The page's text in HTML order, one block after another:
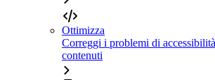
Ottimizza
Correggi i problemi di
contenuti